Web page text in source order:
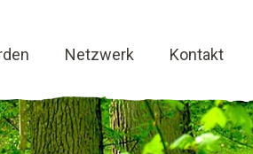
Netzwerk Kontakt